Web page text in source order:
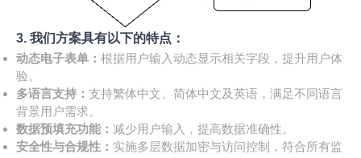
3. 我们方案具有以下的特点：
动态电子表单：根据用户输入动态显示相关字段，提升用户体
验。
多语言支持：支持繁体中文、简体中文及英语，满足不同语言
背景用户需求。
数据预填充功能：减少用户输入，提高数据准确性。
安全性与合规性： 实施多层数据加密与访问控制，符合所有监